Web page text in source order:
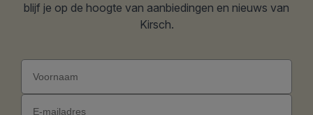
blijf je op de hoogte van aanbiedingen en nieuws van
Kirsch.